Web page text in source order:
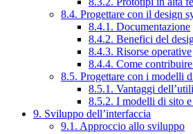
8.4. Progettare con il design
8.4.1. Documentazione
8.4.2. Benefici del
8.4.3. Risorse operative
8.4.4. Come
8.5. Progettare con i modelli
8.5.1. Vantaggi
8.5.2. I modelli di sito
9. Sviluppo dell’interfaccia
9.1. Approccio allo sviluppo